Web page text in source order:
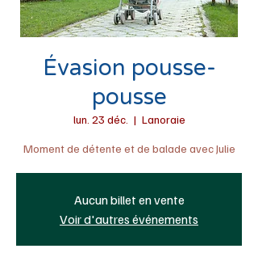
Évasion pousse-
pousse
lun. 23 déc.
  |
Lanoraie
Moment de détente et de balade avec Julie
Aucun billet en vente
Voir d'autres événements